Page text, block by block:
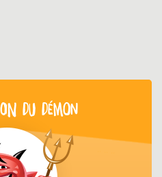
DU DÉMON